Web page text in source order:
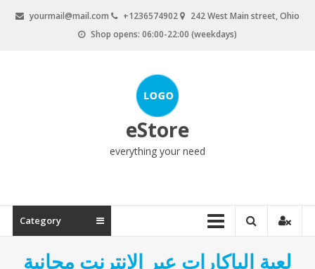
yourmail@mail.com +1236574902
242 West Main street, Ohio
Shop opens: 06:00-22:00 (weekdays)
eStore
everything your need
Category
لعبة الباكارات عبر الإنترنت مجانية